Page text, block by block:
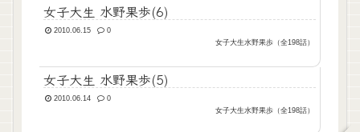
女子大生 水野果歩(6)
2010.06.15
0
女子大生水野果歩（全198話）
女子大生 水野果歩(5)
2010.06.14
0
女子大生水野果歩（全198話）